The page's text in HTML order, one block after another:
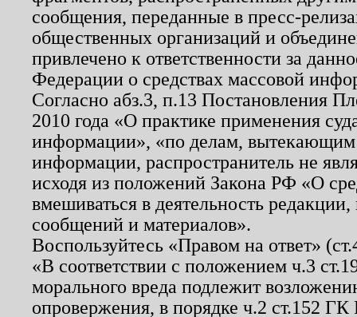
сообщения, переданные в пресс-
общественных организаций и
привлечено к ответственности за
Федерации о средствах массовой
Согласно абз.3, п.13 Постановления
2010 года «О практике применения
информации», «по делам, вытекающим
информации, распространитель не
исходя из положений Закона РФ «О
вмешиваться в деятельность
сообщений и материалов».
Воспользуйтесь «Правом на ответ»
«В соответствии с положением ч.3
морального вреда подлежит
опровержения, в порядке ч.2 ст.152